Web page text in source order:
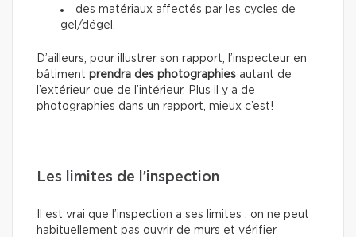
des matériaux affectés par les cycles de
gel/dégel.
D’ailleurs, pour illustrer son rapport, l’inspecteur en
bâtiment prendra des photographies autant de
l’extérieur que de l’intérieur. Plus il y a de
photographies dans un rapport, mieux c’est!
Les limites de l’inspection
Il est vrai que l’inspection a ses limites : on ne peut
habituellement pas ouvrir de murs et vérifier